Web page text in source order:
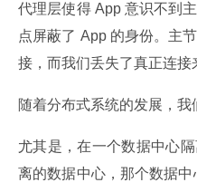
代理层使得 App 意识不到
点屏蔽了 App 的身份。主
接，而我们丢失了真正连接
随着分布式系统的发展，我
尤其是，在一个数据中心
离的数据中心，那个数据